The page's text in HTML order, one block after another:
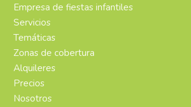
Empresa de fiestas infantiles
Servicios
Temáticas
Zonas de cobertura
Alquileres
Precios
Nosotros